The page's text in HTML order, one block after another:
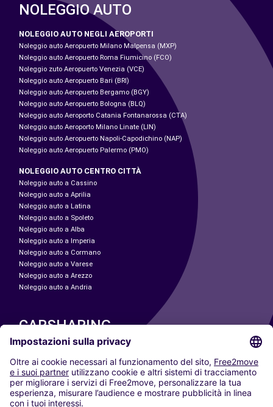
NOLEGGIO AUTO
NOLEGGIO AUTO NEGLI AEROPORTI
Noleggio auto Aeropuerto Milano Malpensa (MXP)
Noleggio auto Aeropuerto Roma Fiumicino (FCO)
Noleggio zuto Aeropuerto Venezia (VCE)
Noleggio auto Aeropuerto Bari (BRI)
Noleggio auto Aeropuerto Bergamo (BGY)
Noleggio auto Aeropuerto Bologna (BLQ)
Noleggio auto Aeroporto Catania Fontanarossa (CTA)
Noleggio auto Aeroporto Milano Linate (LIN)
Noleggio auto Aeropuerto Napoli-Capodichino (NAP)
Noleggio auto Aeropuerto Palermo (PMO)
NOLEGGIO AUTO CENTRO CITTÀ
Noleggio auto a Cassino
Noleggio auto a Aprilia
Noleggio auto a Latina
Noleggio auto a Spoleto
Noleggio auto a Alba
Noleggio auto a Imperia
Noleggio auto a Cormano
Noleggio auto a Varese
Noleggio auto a Arezzo
Noleggio auto a Andria
CARSHARING
LE NOSTRE CITTÀ
Paris
Madrid
Washington DC
Milano